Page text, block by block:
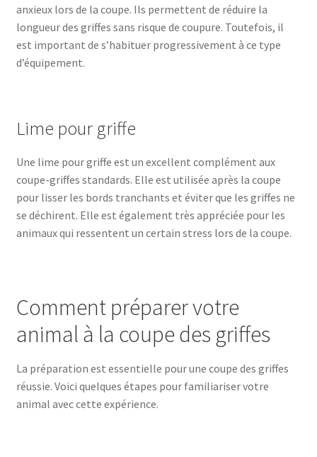
anxieux lors de la coupe. Ils permettent de réduire la
longueur des griffes sans risque de coupure. Toutefois, il
est important de s’habituer progressivement à ce type
d’équipement.
Lime pour griffe
Une lime pour griffe est un excellent complément aux
coupe-griffes standards. Elle est utilisée après la coupe
pour lisser les bords tranchants et éviter que les griffes ne
se déchirent. Elle est également très appréciée pour les
animaux qui ressentent un certain stress lors de la coupe.
Comment préparer votre
animal à la coupe des griffes
La préparation est essentielle pour une coupe des griffes
réussie. Voici quelques étapes pour familiariser votre
animal avec cette expérience.